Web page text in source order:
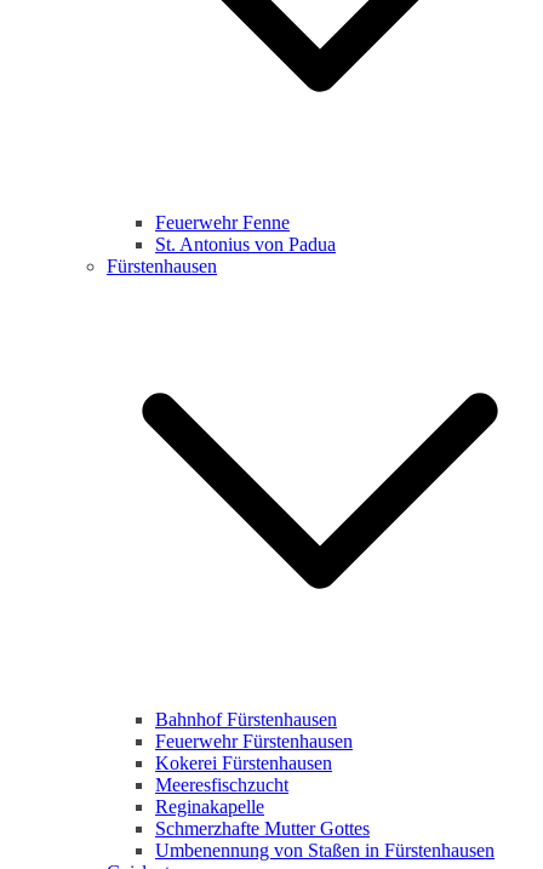
Feuerwehr Fenne
St. Antonius von Padua
Fürstenhausen
Bahnhof Fürstenhausen
Feuerwehr Fürstenhausen
Kokerei Fürstenhausen
Meeresfischzucht
Reginakapelle
Schmerzhafte Mutter Gottes
Umbenennung von Staßen in Fürstenhausen